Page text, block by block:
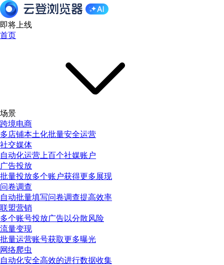
即将上线
首页
场景
跨境电商
多店铺本土化批量安全运营
社交媒体
自动化运营上百个社媒账户
广告投放
批量投放多个账户获得更多展现
问卷调查
自动批量填写问卷调查提高效率
联盟营销
多个账号投放广告以分散风险
流量变现
批量运营账号获取更多曝光
网络爬虫
自动化安全高效的进行数据收集